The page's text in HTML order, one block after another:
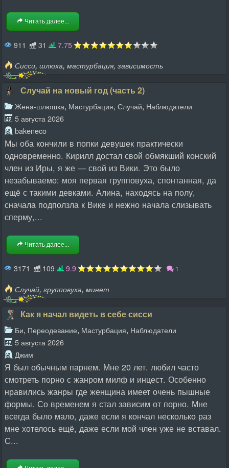
Читать далее...
911 31
7.75
Сисси, шлюха, мастурбация, зависимость
Случай на новый год (часть 2)
Жена-шлюшка, Мастурбация, Случай, Наблюдатели
5 августа 2026
bakeneco
Мы оба кончили в попки девушек практически
одновременно. Кирилл достал свой обмякший конский
член из Иры, я же — свой из Вики. Это было
незабываемо: моя первая групповуха, спонтанная, да
ещё с такими девками. Алина, находясь на полу,
сначала подползла к Вике и нежно начала слизывать
сперму,...
Читать далее...
3171 109 9.9 1
Случай, групповуха, минет
Как я начал видеть в себе сисси
Би, Переодевание, Мастурбация, Наблюдатели
5 августа 2026
Джим
Я был обычным парнем. Мне 20 лет. любил часто
смотреть порно с жанром милф и инцест. Особенно
нравились жанры где женщина имеет очень пышные
формы. Со временем я стал зависим от порно. Мне
всегда было мало, даже если я кончал несколько раз
мне хотелось ещё, даже если мой член уже не вставал.
С...